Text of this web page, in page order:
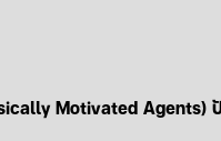
Motivated